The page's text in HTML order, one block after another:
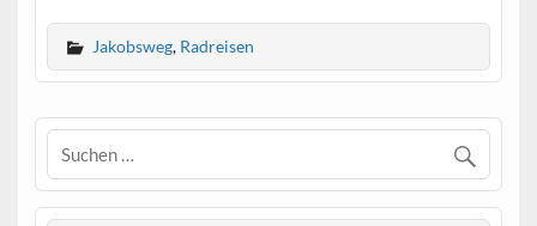
Jakobsweg, Radreisen